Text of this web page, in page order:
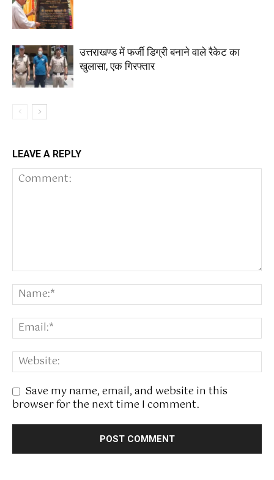
उत्तराखण्ड में फर्जी डिग्री बनाने वाले रैकेट का
खुलासा, एक गिरफ्तार
LEAVE A REPLY
Save my name, email, and website in this
browser for the next time I comment.